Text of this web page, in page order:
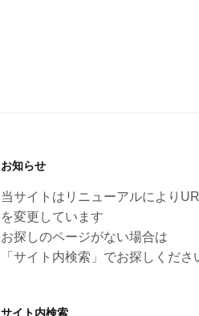
お知らせ
当サイトはリニューアルにより
を変更しています
お探しのページがない場合は
「サイト内検索」でお探しくださ
サイト内検索